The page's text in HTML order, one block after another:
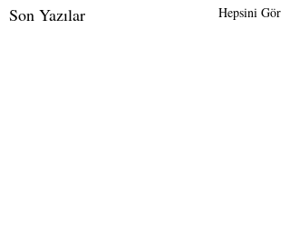
Son Yazılar Hepsini Gör